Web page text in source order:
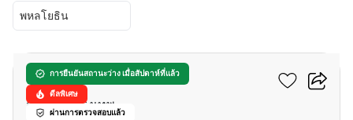
พหลโยธิน
การยืนยันสถานะว่าง เมื่อสัปดาห์ที่แล้ว
ดีลพิเศษ
ผ่านการตรวจสอบแล้ว
อีควิน๊อกซ์ พหล-วิภา
จอมพล, กรุงเทพ